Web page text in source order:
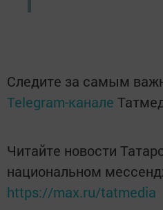
Следите за самым
Telegram-канале
Читайте новости
национальном
https://max.ru/tatmedia